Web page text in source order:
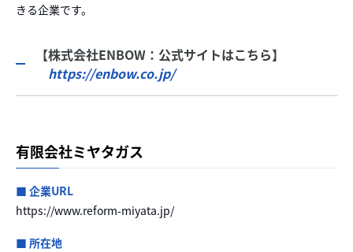
きる企業です。
【株式会社ENBOW：公式サイトはこちら】
https://enbow.co.jp/
有限会社ミヤタガス
■ 企業URL
https://www.reform-miyata.jp/
■ 所在地